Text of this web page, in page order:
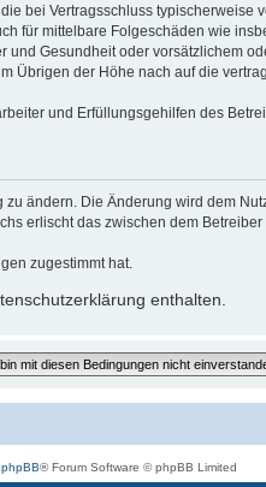
bei Vertragsschluss typischerweise
für mittelbare Folgeschäden wie
Gesundheit oder vorsätzlichem
Übrigen der Höhe nach auf die
und Erfüllungsgehilfen des
ändern. Die Änderung wird dem
erlischt das zwischen dem
zugestimmt hat.
enthalten.
phpBB® Forum Software © phpBB Limited